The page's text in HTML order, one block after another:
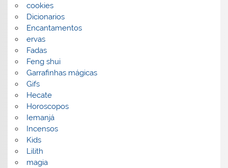
cookies
Dicionarios
Encantamentos
ervas
Fadas
Feng shui
Garrafinhas mágicas
Gifs
Hecate
Horoscopos
Iemanjá
Incensos
Kids
Lilith
magia